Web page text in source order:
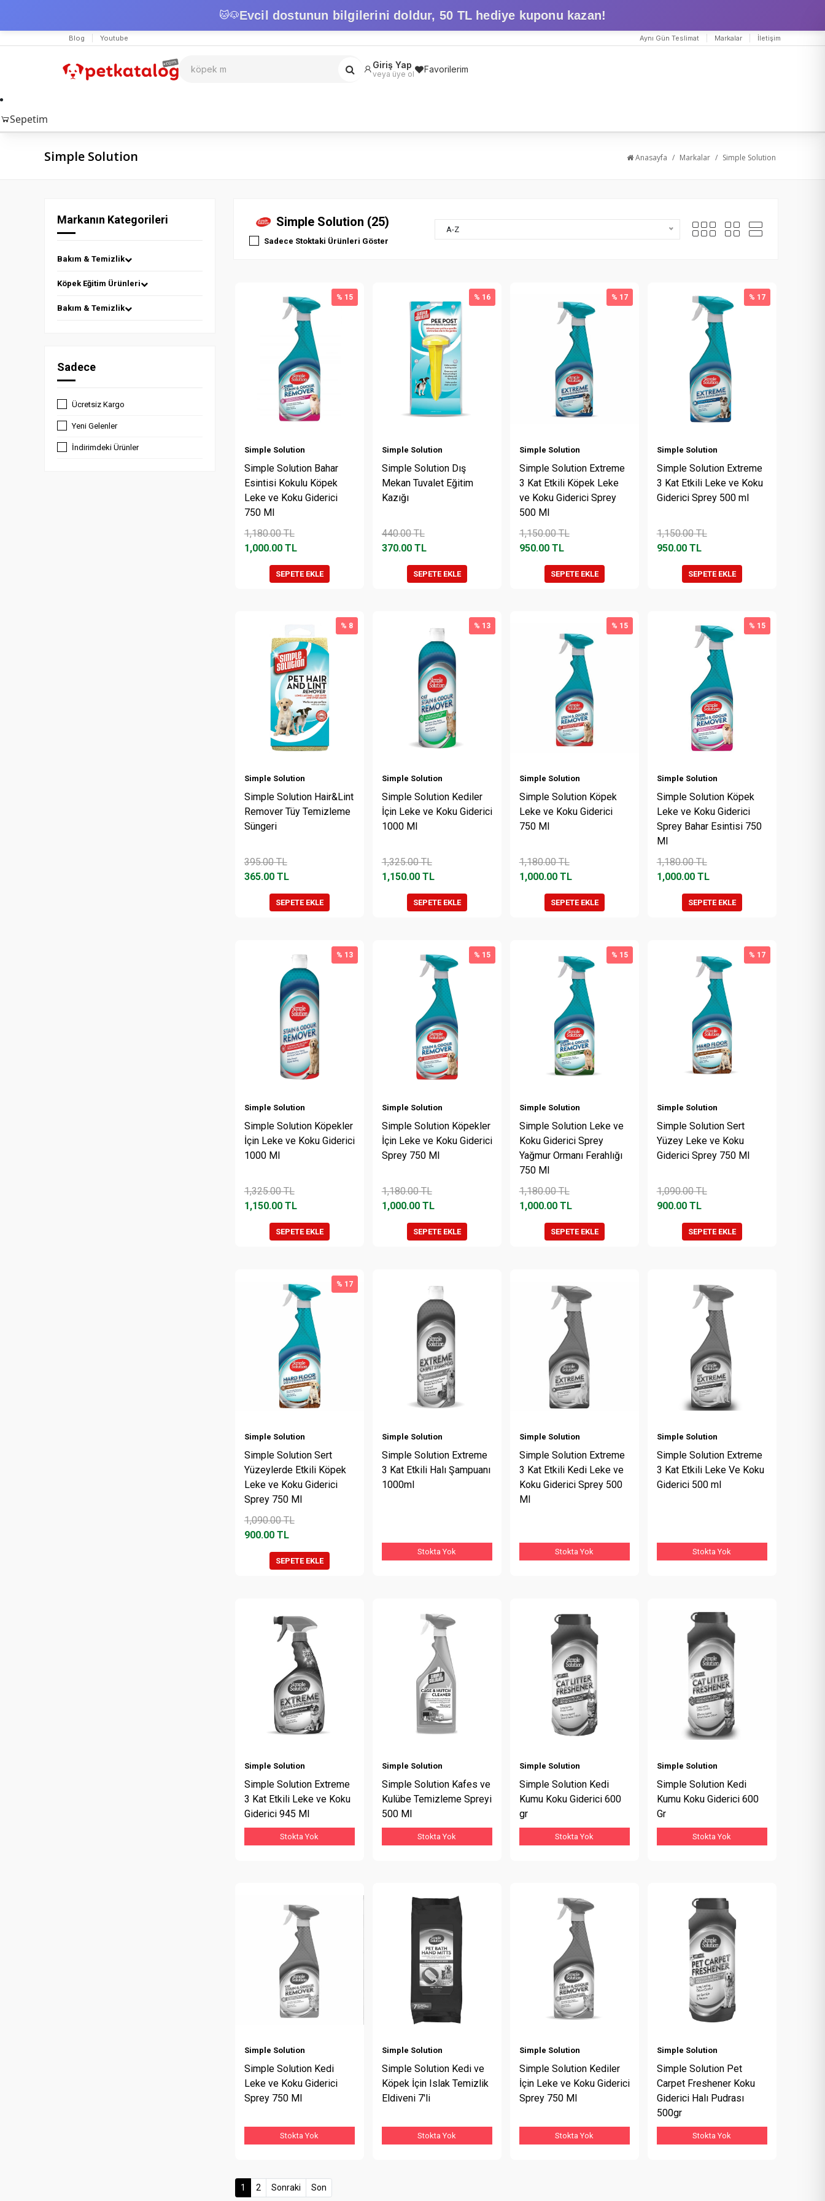
🐱🐶Evcil dostunun bilgilerini doldur, 50 TL hediye kuponu kazan!
Blog Youtube Aynı Gün Teslimat Markalar İletişim
Giriş Yap
veya üye ol Favorilerim
Sepetim
Simple Solution Anasayfa / Markalar / Simple Solution
Markanın Kategorileri
Bakım & Temizlik
Köpek Eğitim Ürünleri
Bakım & Temizlik
Sadece
Ücretsiz Kargo
Yeni Gelenler
İndirimdeki Ürünler
Simple Solution (25)
Sadece Stoktaki Ürünleri Göster
A-Z
Simple Solution
Simple Solution Bahar
Esintisi Kokulu Köpek
Leke ve Koku Giderici
750 Ml
1,180.00TL
1,000.00TL
% 15
SEPETE EKLE
Simple Solution
Simple Solution Dış
Mekan Tuvalet Eğitim
Kazığı
440.00TL
370.00TL
% 16
SEPETE EKLE
Simple Solution
Simple Solution Extreme
3 Kat Etkili Köpek Leke
ve Koku Giderici Sprey
500 Ml
1,150.00TL
950.00TL
% 17
SEPETE EKLE
Simple Solution
Simple Solution Extreme
3 Kat Etkili Leke ve Koku
Giderici Sprey 500 ml
1,150.00TL
950.00TL
% 17
SEPETE EKLE
Simple Solution
Simple Solution Hair&Lint
Remover Tüy Temizleme
Süngeri
395.00TL
365.00TL
% 8
SEPETE EKLE
Simple Solution
Simple Solution Kediler
İçin Leke ve Koku Giderici
1000 Ml
1,325.00TL
1,150.00TL
% 13
SEPETE EKLE
Simple Solution
Simple Solution Köpek
Leke ve Koku Giderici
750 Ml
1,180.00TL
1,000.00TL
% 15
SEPETE EKLE
Simple Solution
Simple Solution Köpek
Leke ve Koku Giderici
Sprey Bahar Esintisi 750
Ml
1,180.00TL
1,000.00TL
% 15
SEPETE EKLE
Simple Solution
Simple Solution Köpekler
İçin Leke ve Koku Giderici
1000 Ml
1,325.00TL
1,150.00TL
% 13
SEPETE EKLE
Simple Solution
Simple Solution Köpekler
İçin Leke ve Koku Giderici
Sprey 750 Ml
1,180.00TL
1,000.00TL
% 15
SEPETE EKLE
Simple Solution
Simple Solution Leke ve
Koku Giderici Sprey
Yağmur Ormanı Ferahlığı
750 Ml
1,180.00TL
1,000.00TL
% 15
SEPETE EKLE
Simple Solution
Simple Solution Sert
Yüzey Leke ve Koku
Giderici Sprey 750 Ml
1,090.00TL
900.00TL
% 17
SEPETE EKLE
Simple Solution
Simple Solution Sert
Yüzeylerde Etkili Köpek
Leke ve Koku Giderici
Sprey 750 Ml
1,090.00TL
900.00TL
% 17
SEPETE EKLE
Simple Solution
Simple Solution Extreme
3 Kat Etkili Halı Şampuanı
1000ml
Stokta Yok
Simple Solution
Simple Solution Extreme
3 Kat Etkili Kedi Leke ve
Koku Giderici Sprey 500
Ml
Stokta Yok
Simple Solution
Simple Solution Extreme
3 Kat Etkili Leke Ve Koku
Giderici 500 ml
Stokta Yok
Simple Solution
Simple Solution Extreme
3 Kat Etkili Leke ve Koku
Giderici 945 Ml
Stokta Yok
Simple Solution
Simple Solution Kafes ve
Kulübe Temizleme Spreyi
500 Ml
Stokta Yok
Simple Solution
Simple Solution Kedi
Kumu Koku Giderici 600
gr
Stokta Yok
Simple Solution
Simple Solution Kedi
Kumu Koku Giderici 600
Gr
Stokta Yok
Simple Solution
Simple Solution Kedi
Leke ve Koku Giderici
Sprey 750 Ml
Stokta Yok
Simple Solution
Simple Solution Kedi ve
Köpek İçin Islak Temizlik
Eldiveni 7'li
Stokta Yok
Simple Solution
Simple Solution Kediler
İçin Leke ve Koku Giderici
Sprey 750 Ml
Stokta Yok
Simple Solution
Simple Solution Pet
Carpet Freshener Koku
Giderici Halı Pudrası
500gr
Stokta Yok
1 (current)
2 Sonraki Son